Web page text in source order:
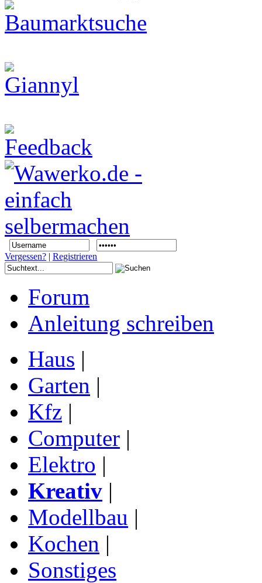
Vergessen? | Registrieren
Forum
Anleitung schreiben
Haus |
Garten |
Kfz |
Computer |
Elektro |
Kreativ |
Modellbau |
Kochen |
Sonstiges